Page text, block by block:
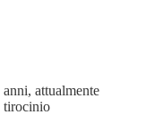
attualmente
tirocinio